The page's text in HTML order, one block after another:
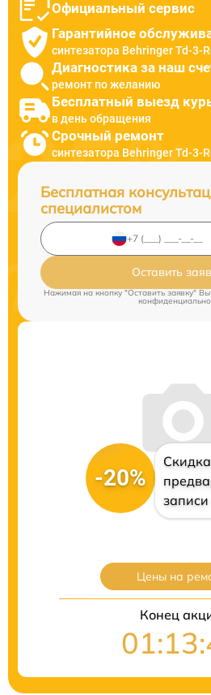
Официальный сервис
Гарантийное
синтезатора Behringer Td-3-
Диагностика за наш
ремонт по желанию
Бесплатный выезд
в день обращения
Срочный ремонт
синтезатора Behringer Td-3-
Бесплатная
специалистом
Оставить
Нажимая на кнопку "Оставить заявку"
-20%
Цены на
Конец